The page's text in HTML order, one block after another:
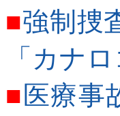
■強制
「カナ
■ 医療事